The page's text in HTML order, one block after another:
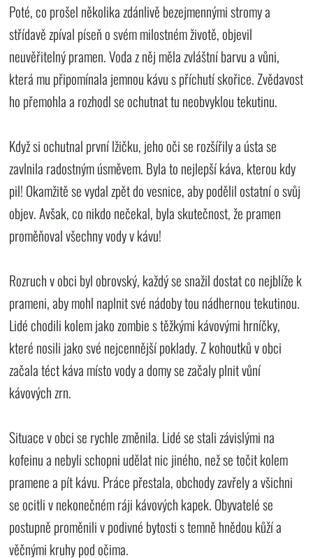
Poté, co prošel několika zdánlivě bezejmennými stromy a
střídavě zpíval píseň o svém milostném životě, objevil
neuvěřitelný pramen. Voda z něj měla zvláštní barvu a vůni,
která mu připomínala jemnou kávu s příchutí skořice. Zvědavost
ho přemohla a rozhodl se ochutnat tu neobvyklou tekutinu.
Když si ochutnal první lžičku, jeho oči se rozšířily a ústa se
zavlnila radostným úsměvem. Byla to nejlepší káva, kterou kdy
pil! Okamžitě se vydal zpět do vesnice, aby podělil ostatní o svůj
objev. Avšak, co nikdo nečekal, byla skutečnost, že pramen
proměňoval všechny vody v kávu!
Rozruch v obci byl obrovský, každý se snažil dostat co nejblíže k
prameni, aby mohl naplnit své nádoby tou nádhernou tekutinou.
Lidé chodili kolem jako zombie s těžkými kávovými hrníčky,
které nosili jako své nejcennější poklady. Z kohoutků v obci
začala téct káva místo vody a domy se začaly plnit vůní
kávových zrn.
Situace v obci se rychle změnila. Lidé se stali závislými na
kofeinu a nebyli schopni udělat nic jiného, než se točit kolem
pramene a pít kávu. Práce přestala, obchody zavřely a všichni
se ocitli v nekonečném ráji kávových kapek. Obyvatelé se
postupně proměnili v podivné bytosti s temně hnědou kůží a
věčnými kruhy pod očima.